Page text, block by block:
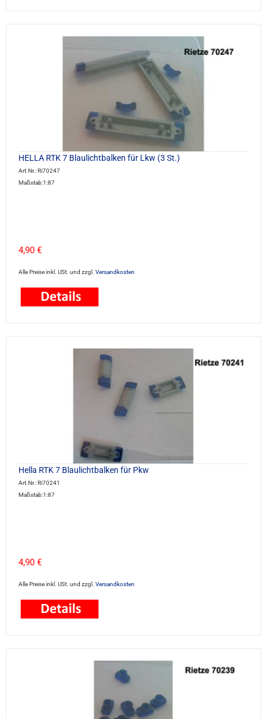
HELLA RTK 7 Blaulichtbalken für Lkw (3 St.)
Art.Nr.: Ri70247
Maßstab:1:87
4,90 €
Alle Preise inkl. USt. und zzgl. Versandkosten
Hella RTK 7 Blaulichtbalken für Pkw
Art.Nr.: Ri70241
Maßstab:1:87
4,90 €
Alle Preise inkl. USt. und zzgl. Versandkosten